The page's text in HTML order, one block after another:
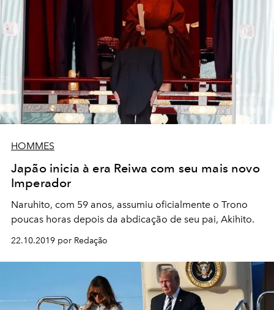
HOMMES
Japão inicia à era Reiwa com seu mais novo
Imperador
Naruhito, com 59 anos, assumiu oficialmente o Trono
poucas horas depois da abdicação de seu pai, Akihito.
22.10.2019 por Redação